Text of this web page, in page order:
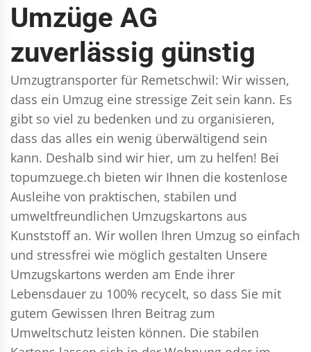
Umzüge AG
zuverlässig günstig
Umzugtransporter für Remetschwil: Wir wissen,
dass ein Umzug eine stressige Zeit sein kann. Es
gibt so viel zu bedenken und zu organisieren,
dass das alles ein wenig überwältigend sein
kann. Deshalb sind wir hier, um zu helfen! Bei
topumzuege.ch bieten wir Ihnen die kostenlose
Ausleihe von praktischen, stabilen und
umweltfreundlichen Umzugskartons aus
Kunststoff an. Wir wollen Ihren Umzug so einfach
und stressfrei wie möglich gestalten Unsere
Umzugskartons werden am Ende ihrer
Lebensdauer zu 100% recycelt, so dass Sie mit
gutem Gewissen Ihren Beitrag zum
Umweltschutz leisten können. Die stabilen